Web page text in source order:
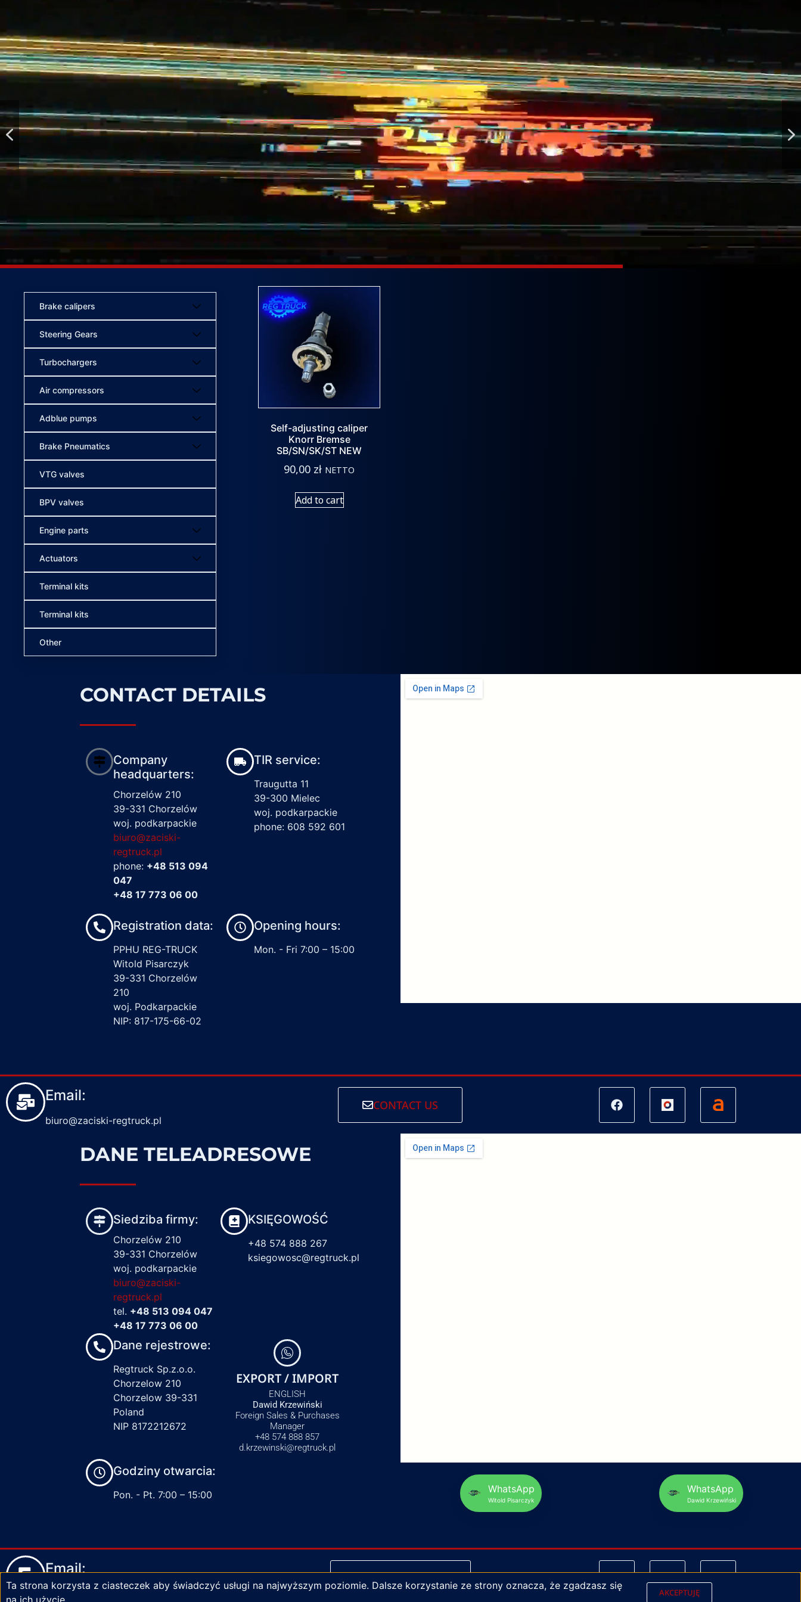
Brake calipers
Steering Gears
Turbochargers
Air compressors
Adblue pumps
Brake Pneumatics
VTG valves
BPV valves
Engine parts
Actuators
Terminal kits
Terminal kits
Other
Self-adjusting caliper
Knorr Bremse
SB/SN/SK/ST NEW
90,00 zł NETTO
Add to cart
CONTACT DETAILS
Company
headquarters:
Chorzelów 210
39-331 Chorzelów
woj. podkarpackie
biuro@zaciski-
regtruck.pl
phone: +48 513 094
047
+48 17 773 06 00
TIR service:
Traugutta 11
39-300 Mielec
woj. podkarpackie
phone: 608 592 601
Registration data:
PPHU REG-TRUCK
Witold Pisarczyk
39-331 Chorzelów
210
woj. Podkarpackie
NIP: 817-175-66-02
Opening hours:
Mon. - Fri 7:00 – 15:00
Email:
biuro@zaciski-regtruck.pl
CONTACT US
DANE TELEADRESOWE
Siedziba firmy:
Chorzelów 210
39-331 Chorzelów
woj. podkarpackie
biuro@zaciski-
regtruck.pl
tel. +48 513 094 047
+48 17 773 06 00
KSIĘGOWOŚĆ
+48 574 888 267
ksiegowosc@regtruck.pl
Dane rejestrowe:
Regtruck Sp.z.o.o.
Chorzelow 210
Chorzelow 39-331
Poland
NIP 8172212672
EXPORT / IMPORT
ENGLISH
Dawid Krzewiński
Foreign Sales & Purchases
Manager
+48 574 888 857
d.krzewinski@regtruck.pl
Godziny otwarcia:
Pon. - Pt. 7:00 – 15:00
WhatsApp
Witold Pisarczyk
WhatsApp
Dawid Krzewiński
Email:
biuro@zaciski-regtruck.pl
NAPISZ DO NAS
Ta strona korzysta z ciasteczek aby świadczyć usługi na najwyższym poziomie. Dalsze korzystanie ze strony oznacza, że zgadzasz się
na ich użycie
AKCEPTUJĘ